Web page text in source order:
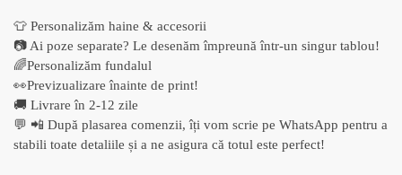
👕 Personalizăm haine & accesorii
📷 Ai poze separate? Le desenăm împreună într-un singur tablou!
🌈Personalizăm fundalul
👀Previzualizare înainte de print!
🚚 Livrare în 2-12 zile
💬 📲 După plasarea comenzii, îți vom scrie pe WhatsApp pentru a
stabili toate detaliile și a ne asigura că totul este perfect!